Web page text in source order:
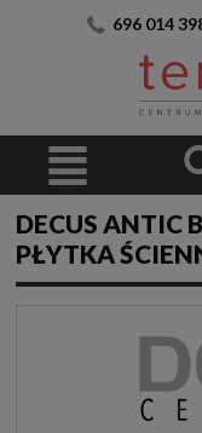
696 014
DECUS ANTIC
PŁYTKA